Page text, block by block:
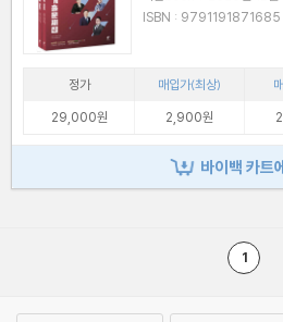
정가 매입가(최상)
29,000원
2,900원
바이백 카트
1